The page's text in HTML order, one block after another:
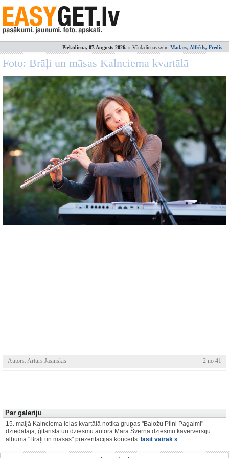
Piektdiena, 07.Augusts 2026. » Vārdadienas svin: Madars, Alfrēds, Fredis;
Foto: Brāļi un māsas Kalnciema kvartālā
Autors: Arturs Jasinskis 2 no 41
Par galeriju
15. maijā Kalnciema ielas kvartālā notika grupas "Baložu Pilni Pagalmi"
dziedātāja, ģitārista un dziesmu autora Māra Šverna dziesmu kaverversiju
albuma "Brāļi un māsas" prezentācijas koncerts. lasīt vairāk »